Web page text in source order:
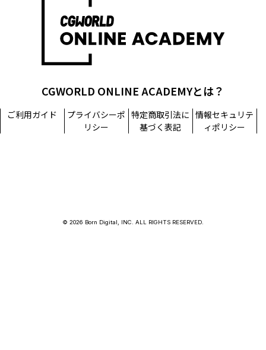
CGWORLD ONLINE ACADEMYとは？
ご利用ガイド
プライバシーポ
リシー
特定商取引法に
基づく表記
情報セキュリテ
ィポリシー
© 2026 Born Digital, INC. ALL RIGHTS RESERVED.